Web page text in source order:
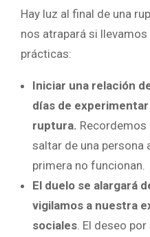
Hay luz al final de una
nos atrapará si
prácticas:
Iniciar una relación
días de
ruptura. Recordemos
saltar de una persona
primera no funcionan.
El duelo se alargará
vigilamos a nuestra
sociales . El deseo